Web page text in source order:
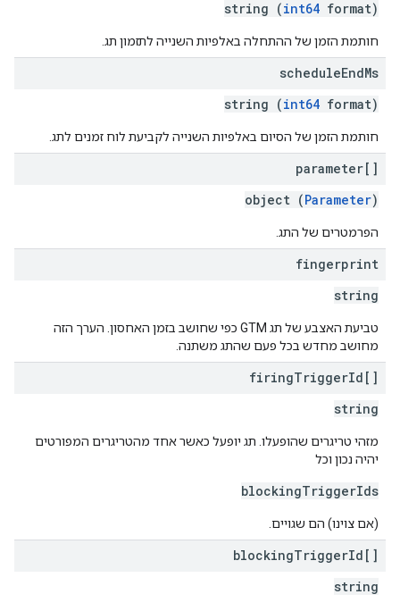
string (int64 format)
חותמת הזמן של ההתחלה באלפיות השנייה לתזמון תג.
scheduleEndMs
string (int64 format)
חותמת הזמן של הסיום באלפיות השנייה לקביעת לוח זמנים לתג.
parameter[]
object (Parameter)
הפרמטרים של התג.
fingerprint
string
טביעת האצבע של תג GTM כפי שחושב בזמן האחסון. הערך הזה
מחושב מחדש בכל פעם שהתג משתנה.
firingTriggerId[]
string
מזהי טריגרים שהופעלו. תג יופעל כאשר אחד מהטריגרים המפורטים
יהיה נכון וכל
blockingTriggerIds
(אם צוינו) הם שגויים.
blockingTriggerId[]
string